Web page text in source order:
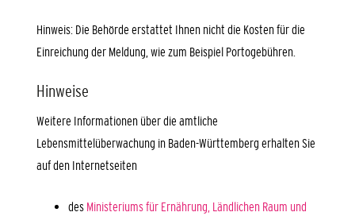
Hinweis: Die Behörde erstattet Ihnen nicht die Kosten für die
Einreichung der Meldung, wie zum Beispiel Portogebühren.
Hinweise
Weitere Informationen über die amtliche
Lebensmittelüberwachung in Baden-Württemberg erhalten Sie
auf den Internetseiten
des Ministeriums für Ernährung, Ländlichen Raum und